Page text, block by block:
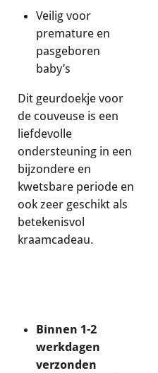
Veilig voor
premature en
pasgeboren
baby’s
Dit geurdoekje voor
de couveuse is een
liefdevolle
ondersteuning in een
bijzondere en
kwetsbare periode en
ook zeer geschikt als
betekenisvol
kraamcadeau.
Binnen 1-2
werkdagen
verzonden